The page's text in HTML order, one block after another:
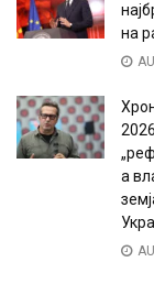
на
а